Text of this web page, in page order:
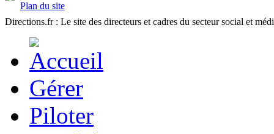
Plan du site
Directions.fr : Le site des directeurs et cadres du secteur social et
Gérer
Piloter